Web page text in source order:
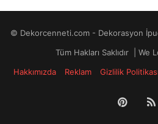
© Dekorcenneti.com - Dekorasyon
Tüm Hakları Saklıdır | We
Hakkımızda
Reklam Gizlilik Politikası